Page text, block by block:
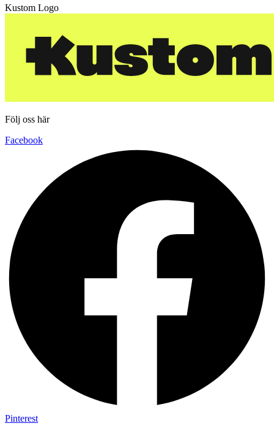
Kustom Logo
Följ oss här
Facebook
Pinterest